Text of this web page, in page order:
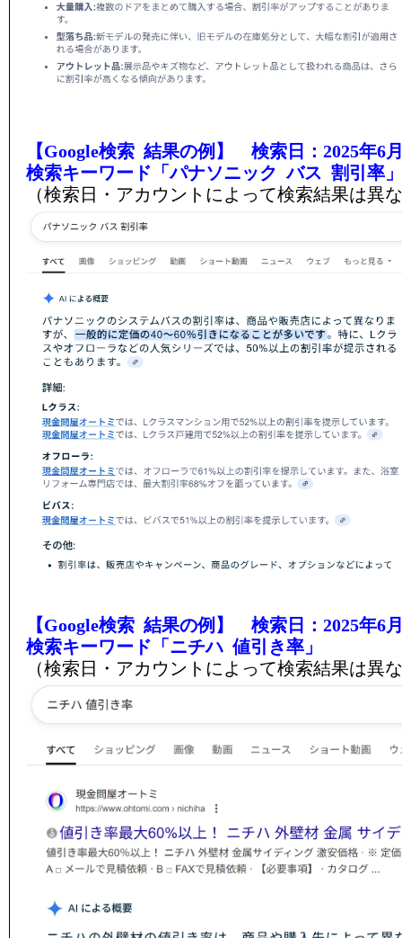
【Google検索 結果の例】 検索日：2025年6
検索キーワード「パナソニック バス 割引率」
（検索日・アカウントによって検索結果は異
【Google検索 結果の例】 検索日：2025年6
検索キーワード「ニチハ 値引き率」
（検索日・アカウントによって検索結果は異